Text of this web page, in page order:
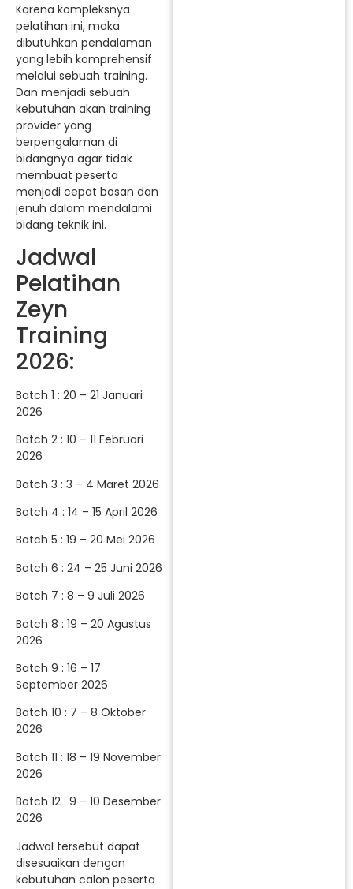
Karena kompleksnya
pelatihan ini, maka
dibutuhkan pendalaman
yang lebih komprehensif
melalui sebuah training.
Dan menjadi sebuah
kebutuhan akan training
provider yang
berpengalaman di
bidangnya agar tidak
membuat peserta
menjadi cepat bosan dan
jenuh dalam mendalami
bidang teknik ini.
Jadwal
Pelatihan
Zeyn
Training
2026:
Batch 1 : 20 – 21 Januari
2026
Batch 2 : 10 – 11 Februari
2026
Batch 3 : 3 – 4 Maret 2026
Batch 4 : 14 – 15 April 2026
Batch 5 : 19 – 20 Mei 2026
Batch 6 : 24 – 25 Juni 2026
Batch 7 : 8 – 9 Juli 2026
Batch 8 : 19 – 20 Agustus
2026
Batch 9 : 16 – 17
September 2026
Batch 10 : 7 – 8 Oktober
2026
Batch 11 : 18 – 19 November
2026
Batch 12 : 9 – 10 Desember
2026
Jadwal tersebut dapat
disesuaikan dengan
kebutuhan calon peserta